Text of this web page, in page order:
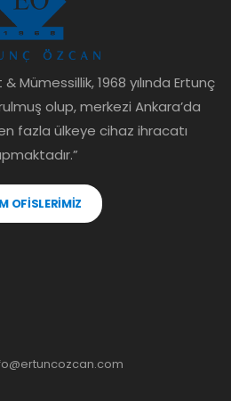
Mümessillik, 1968 yılında Ertunç
olup, merkezi Ankara’da
fazla ülkeye cihaz ihracatı
OFİSLERİMİZ